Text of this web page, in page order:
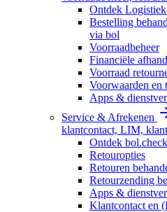
Ontdek
Bestelling
via bol
Voorraadbeheer
Financiële
Voorraad
Voorwaarden en
Apps &
Service & Afrekenen
klantcontact, LIM,
Ontdek
Retouropties
Retouren
Retourzending
Apps &
Klantcontact en